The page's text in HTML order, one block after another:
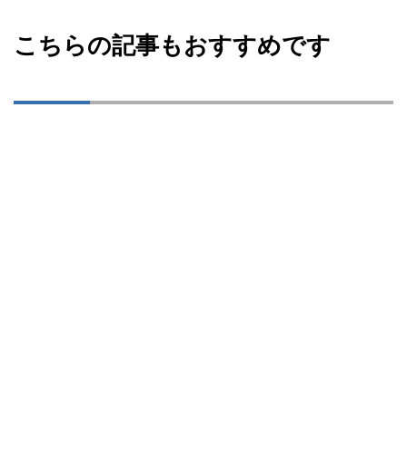
こちらの記事もおすすめです